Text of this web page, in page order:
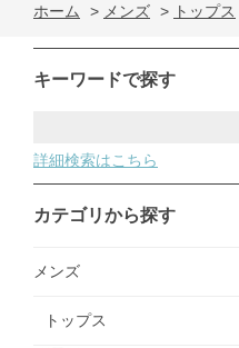
ホーム > メンズ > トップス
キーワードで探す
詳細検索はこちら
カテゴリから探す
メンズ
トップス